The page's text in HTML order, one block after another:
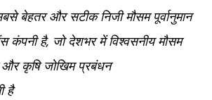
बेहतर और सटीक निजी मौसम पूर्वानुमान
है, जो देशभर में विश्वसनीय मौसम
कृषि जोखिम प्रबंधन
है